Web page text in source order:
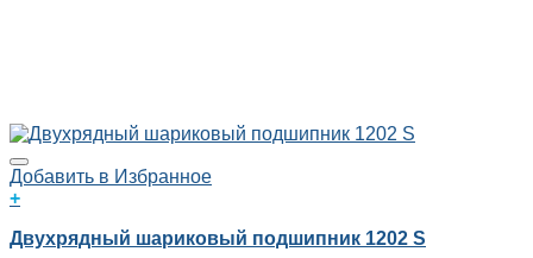
Добавить в Избранное
+
Двухрядный шариковый подшипник 1202 S